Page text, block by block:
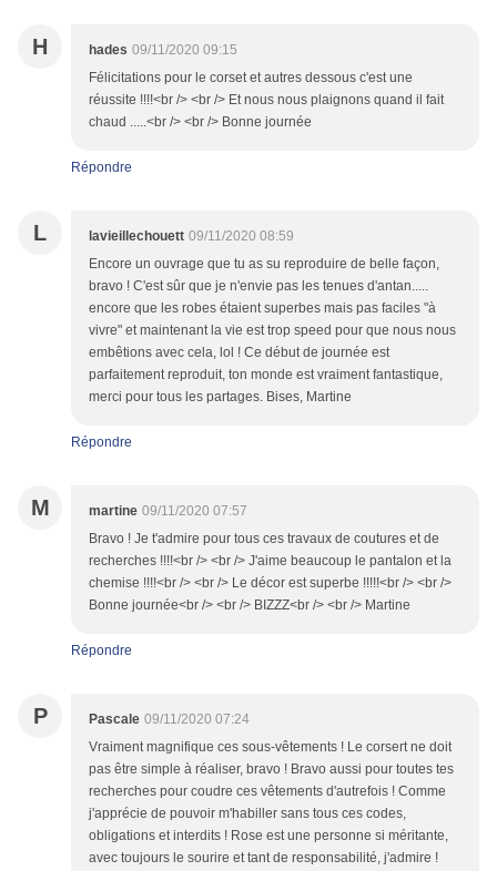
H hades 09/11/2020 09:15
Félicitations pour le corset et autres dessous c'est une
réussite !!!!<br /> <br /> Et nous nous plaignons quand il fait
chaud .....<br /> <br /> Bonne journée
Répondre
L lavieillechouett 09/11/2020 08:59
Encore un ouvrage que tu as su reproduire de belle façon,
bravo ! C'est sûr que je n'envie pas les tenues d'antan.....
encore que les robes étaient superbes mais pas faciles "à
vivre" et maintenant la vie est trop speed pour que nous nous
embêtions avec cela, lol ! Ce début de journée est
parfaitement reproduit, ton monde est vraiment fantastique,
merci pour tous les partages. Bises, Martine
Répondre
M martine 09/11/2020 07:57
Bravo ! Je t'admire pour tous ces travaux de coutures et de
recherches !!!!<br /> <br /> J'aime beaucoup le pantalon et la
chemise !!!!<br /> <br /> Le décor est superbe !!!!!<br /> <br />
Bonne journée<br /> <br /> BIZZZ<br /> <br /> Martine
Répondre
P Pascale 09/11/2020 07:24
Vraiment magnifique ces sous-vêtements ! Le corsert ne doit
pas être simple à réaliser, bravo ! Bravo aussi pour toutes tes
recherches pour coudre ces vêtements d'autrefois ! Comme
j'apprécie de pouvoir m'habiller sans tous ces codes,
obligations et interdits ! Rose est une personne si méritante,
avec toujours le sourire et tant de responsabilité, j'admire !